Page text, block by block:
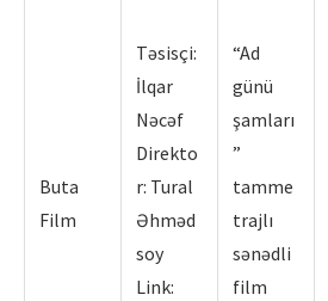
Buta
Film
Təsisçi:
İlqar
Nəcəf
Direkto
r: Tural
Əhməd
soy
Link:
“Ad
günü
şamları
”
tamme
trajlı
sənədli
film